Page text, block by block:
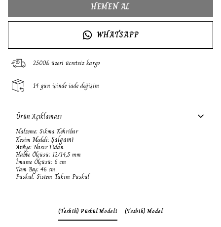
HEMEN AL
WHATSAPP
2500₺ üzeri ücretsiz kargo
14 gün içinde iade değişim
Ürün Açıklaması
Malzeme: Sıkma Kehribar
Kesim Modeli: Şalgami
Atölye: Nasır Fidan
Habbe Ölçüsü: 12/14,5 mm
İmame Ölçüsü: 6 cm
Tam Boy: 46 cm
Püskül: Sistem Takım Püskül
(Tesbih) Püskül Modeli (Tesbih) Model